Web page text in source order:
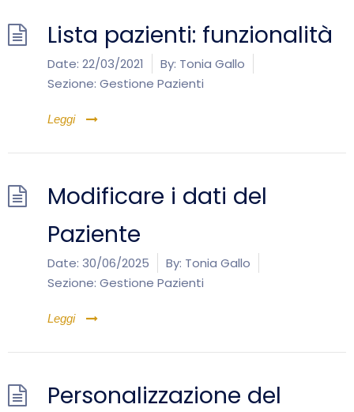
Lista pazienti: funzionalità
Date: 22/03/2021 By: Tonia Gallo
Sezione: Gestione Pazienti
Leggi
Modificare i dati del
Paziente
Date: 30/06/2025 By: Tonia Gallo
Sezione: Gestione Pazienti
Leggi
Personalizzazione del